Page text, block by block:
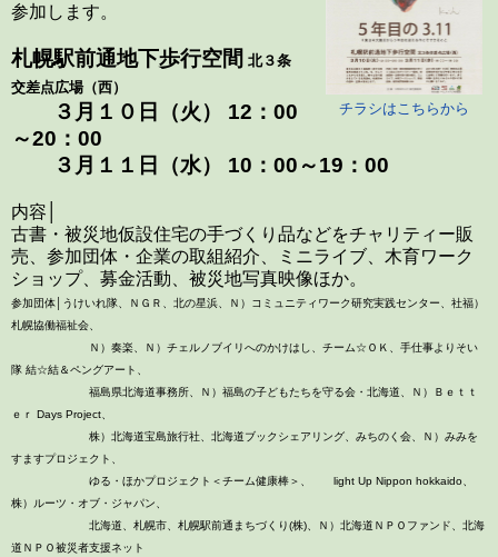
チラシはこちらから
参加します。
札幌駅前通地下歩行空間 北３条
交差点広場（西）
３月１０日（火） 12：00
～20：00
３月１１日（水） 10：00～19：00
内容│
古書・被災地仮設住宅の手づくり品などをチャリティー販
売、参加団体・企業の取組紹介、ミニライブ、木育ワーク
ショップ、募金活動、被災地写真映像ほか。
参加団体│うけいれ隊、ＮＧＲ、北の星浜、Ｎ）コミュニティワーク研究実践センター、社福）
札幌協働福祉会、
Ｎ）奏楽、Ｎ）チェルノブイリへのかけはし、チーム☆ＯＫ、手仕事よりそい
隊 結☆結＆ペングアート、
福島県北海道事務所、Ｎ）福島の子どもたちを守る会・北海道、Ｎ）Ｂｅｔｔ
ｅｒ Days Project、
株）北海道宝島旅行社、北海道ブックシェアリング、みちのく会、Ｎ）みみを
すますプロジェクト、
ゆる・ほかプロジェクト＜チーム健康棒＞、 light Up Nippon hokkaido、
株）ルーツ・オブ・ジャパン、
北海道、札幌市、札幌駅前通まちづくり(株)、Ｎ）北海道ＮＰＯファンド、北海
道ＮＰＯ被災者支援ネット